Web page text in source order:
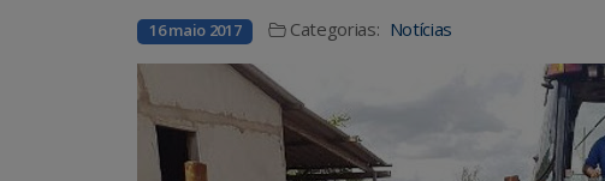
16 maio 2017 Categorias: Notícias